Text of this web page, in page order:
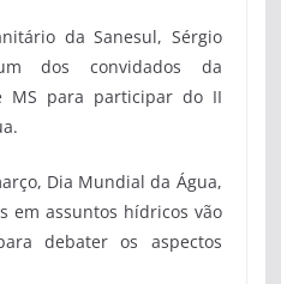
da Sanesul, Sérgio
dos convidados da
MS para participar do II
Dia Mundial da Água,
em assuntos hídricos vão
debater os aspectos